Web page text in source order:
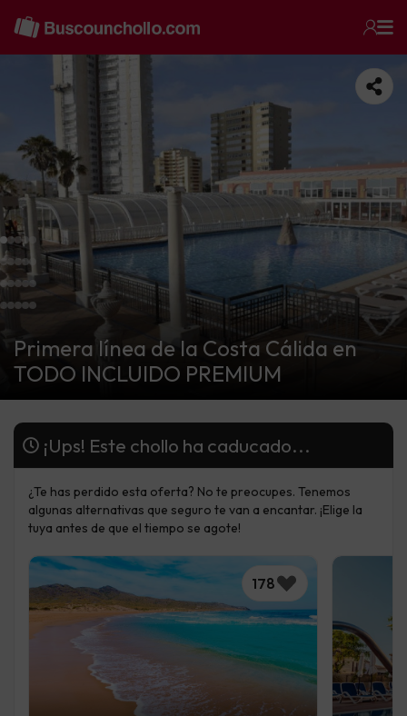
Primera línea de la Costa Cálida en
TODO INCLUIDO PREMIUM
¡Ups! Este chollo ha caducado...
¿Te has perdido esta oferta? No te preocupes. Tenemos
algunas alternativas que seguro te van a encantar. ¡Elige la
tuya antes de que el tiempo se agote!
178